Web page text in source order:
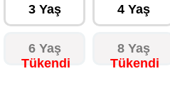
3 Yaş 4 Yaş
6 Yaş 8 Yaş